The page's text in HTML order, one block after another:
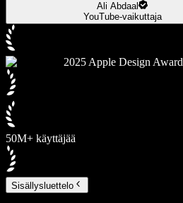
Ali Abdaal
YouTube-vaikuttaja
2025 Apple Design Award
50M+ käyttäjää
Sisällysluettelo